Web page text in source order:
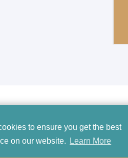
to ensure you get the best
on our website.
Learn More